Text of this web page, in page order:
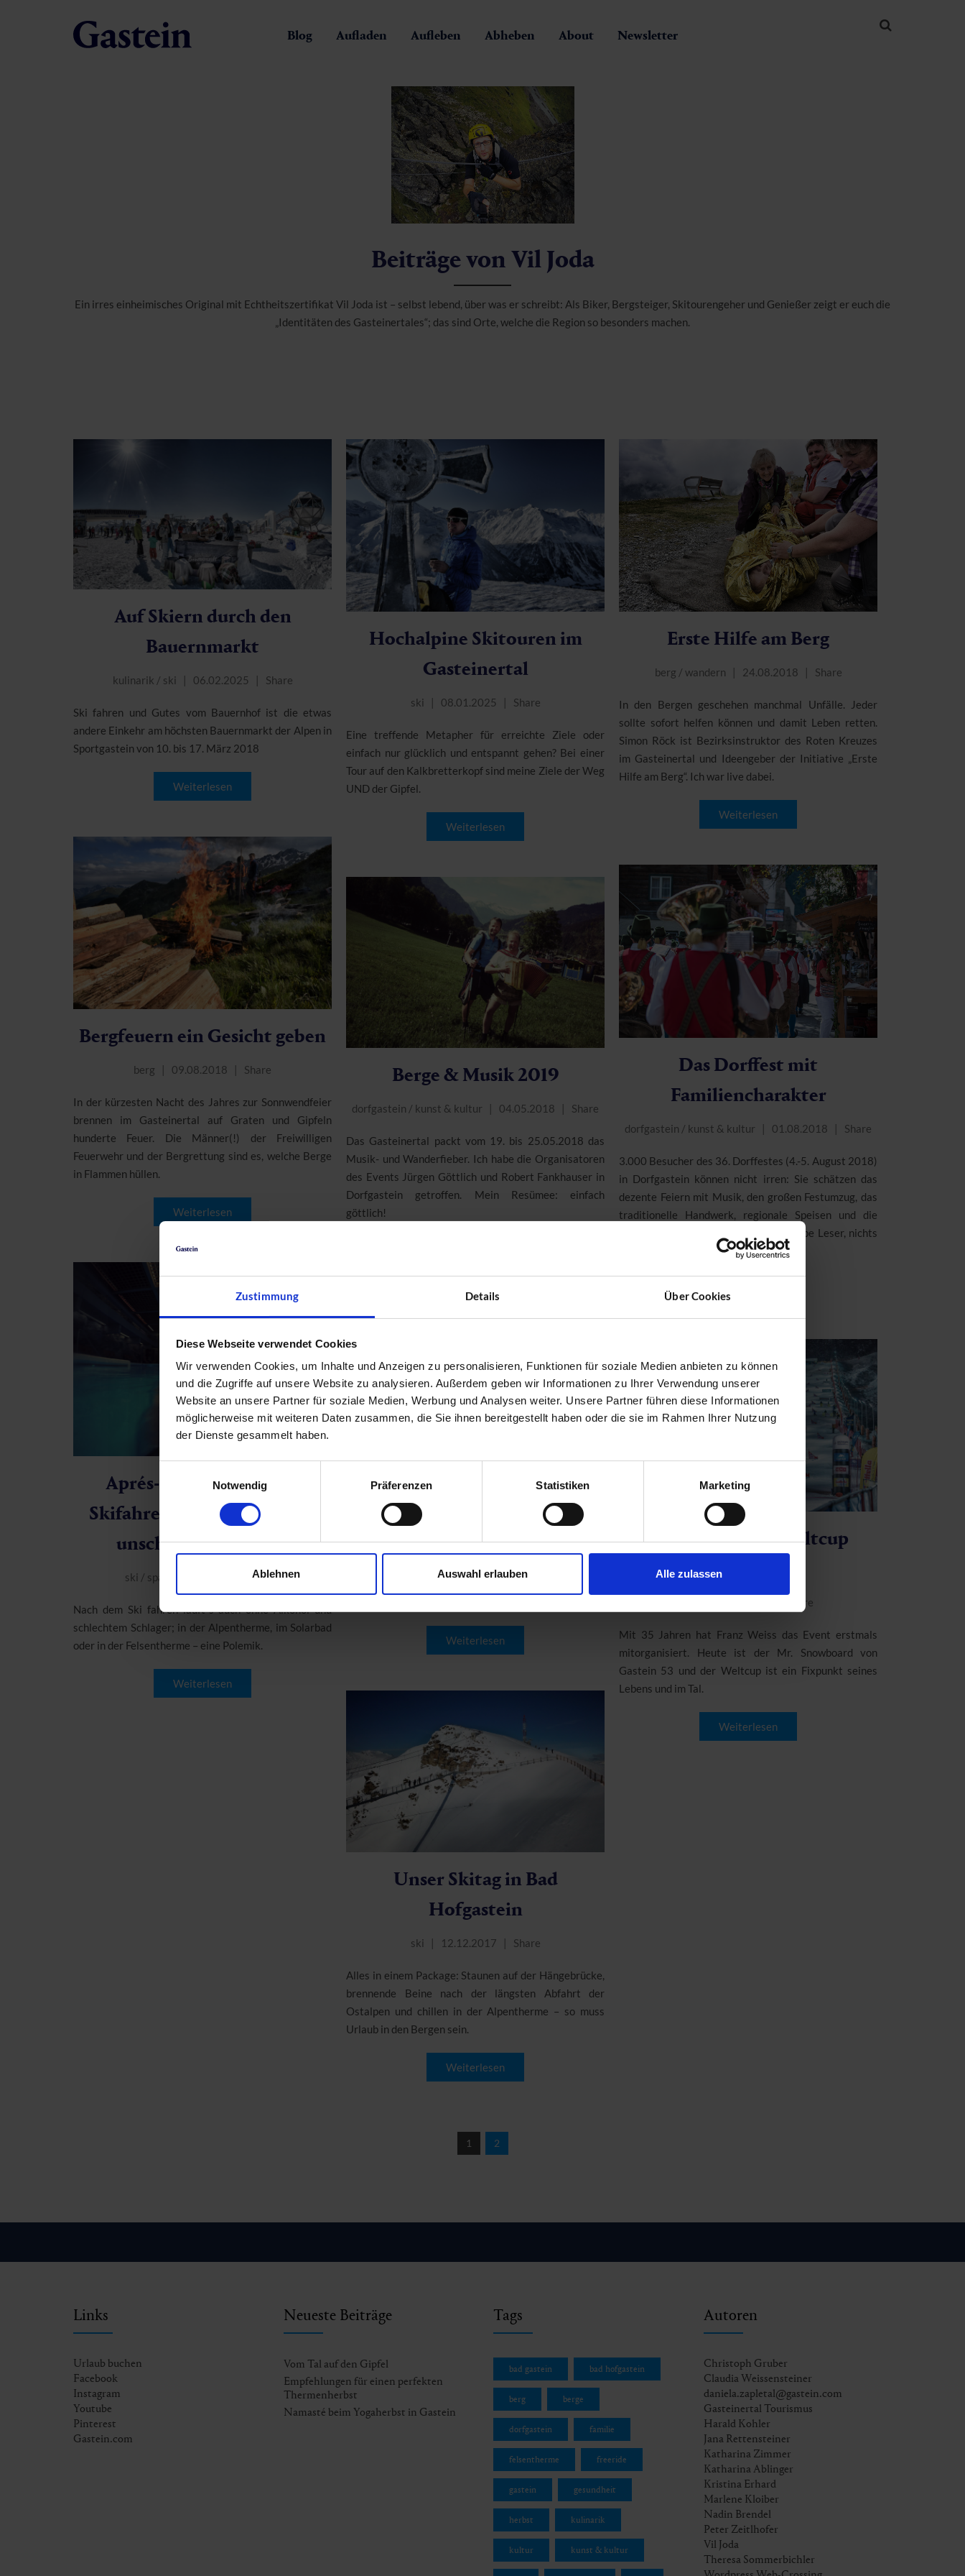
Zustimmung Details Über Cookies
Diese Webseite verwendet Cookies
Wir verwenden Cookies, um Inhalte und Anzeigen zu personalisieren, Funktionen für soziale Medien anbieten zu können
und die Zugriffe auf unsere Website zu analysieren. Außerdem geben wir Informationen zu Ihrer Verwendung unserer
Website an unsere Partner für soziale Medien, Werbung und Analysen weiter. Unsere Partner führen diese Informationen
möglicherweise mit weiteren Daten zusammen, die Sie ihnen bereitgestellt haben oder die sie im Rahmen Ihrer Nutzung
der Dienste gesammelt haben.
Notwendig
Präferenzen Statistiken Marketing
Ablehnen Auswahl erlauben Alle zulassen
Blog Aufladen Aufleben Abheben About Newsletter
Beiträge vonVil Joda
Ein irres einheimisches Original mit Echtheitszertifikat Vil Joda ist – selbst lebend, über was er schreibt: Als Biker, Bergsteiger, Skitourengeher und Genießer zeigt er euch die
„Identitäten des Gasteinertales“; das sind Orte, welche die Region so besonders machen.
Auf Skiern durch den
Bauernmarkt
kulinarik / ski 06.02.2025 Share
Ski fahren und Gutes vom Bauernhof ist die etwas
andere Einkehr am höchsten Bauernmarkt der Alpen in
Sportgastein von 10. bis 17. März 2018
Weiterlesen
Hochalpine Skitouren im
Gasteinertal
ski 08.01.2025 Share
Eine treffende Metapher für erreichte Ziele oder
einfach nur glücklich und entspannt gehen? Bei einer
Tour auf den Kalkbretterkopf sind meine Ziele der Weg
UND der Gipfel.
Weiterlesen
Erste Hilfe am Berg
berg / wandern 24.08.2018 Share
In den Bergen geschehen manchmal Unfälle. Jeder
sollte sofort helfen können und damit Leben retten.
Simon Röck ist Bezirksinstruktor des Roten Kreuzes
im Gasteinertal und Ideengeber der Initiative „Erste
Hilfe am Berg“. Ich war live dabei.
Weiterlesen
Bergfeuern ein Gesicht geben
berg 09.08.2018 Share
In der kürzesten Nacht des Jahres zur Sonnwendfeier
brennen im Gasteinertal auf Graten und Gipfeln
hunderte Feuer. Die Männer(!) der Freiwilligen
Feuerwehr und der Bergrettung sind es, welche Berge
in Flammen hüllen.
Weiterlesen
Das Dorffest mit
Familiencharakter
dorfgastein / kunst & kultur 01.08.2018 Share
3.000 Besucher des 36. Dorffestes (4.-5. August 2018)
in Dorfgastein können nicht irren: Sie schätzen das
dezente Feiern mit Musik, den großen Festumzug, das
traditionelle Handwerk, regionale Speisen und die
Dorfgemeinschaft hinter dem Fest. Liebe Leser, nichts
Berge & Musik 2019
dorfgastein / kunst & kultur 04.05.2018 Share
Das Gasteinertal packt vom 19. bis 25.05.2018 das
Musik- und Wanderfieber. Ich habe die Organisatoren
des Events Jürgen Göttlich und Robert Fankhauser in
Dorfgastein getroffen. Mein Resümee: einfach
göttlich!
Aprés-Ski á la Gastein –
Skifahren und Thermen als
unschlagbare Kombi
ski / spa Share
Nach dem Ski fahren läuft´s auch ohne Alkohol und
schlechtem Schlager; in der Alpentherme, im Solarbad
oder in der Felsentherme – eine Polemik.
Weiterlesen
Der Eismann von Bad Gastein
Weiterlesen
FIS Snowboard Weltcup
Gastein 2018
Share
Mit 35 Jahren hat Franz Weiss das Event erstmals
mitorganisiert. Heute ist der Mr. Snowboard von
Gastein 53 und der Weltcup ist ein Fixpunkt seines
Lebens und im Tal.
Weiterlesen
Unser Skitag in Bad
Hofgastein
ski 12.12.2017 Share
Alles in einem Package: Staunen auf der Hängebrücke,
brennende Beine nach der längsten Abfahrt der
Ostalpen und chillen in der Alpentherme – so muss
Urlaub in den Bergen sein.
Weiterlesen
1 2
Links
Urlaub buchen
Facebook
Instagram
Youtube
Pinterest
Gastein.com
Neueste Beiträge
Vom Tal auf den Gipfel
Empfehlungen für einen perfekten
Thermenherbst
Namasté beim Yogaherbst in Gastein
Tags
bad gastein bad hofgastein
berg berge
dorfgastein familie
felsentherme freeride
gastein gesundheit
herbst kulinarik
kultur kunst & kultur
Autoren
Christoph Gruber
Claudia Weissensteiner
daniela.zapletal@gastein.com
Gasteinertal Tourismus
Harald Kohler
Jana Rettensteiner
Katharina Zimmer
Katharina Ablinger
Kristina Erhard
Marlene Kloiber
Nadin Brendel
Peter Zeitlhofer
Vil Joda
Theresa Sommerbichler